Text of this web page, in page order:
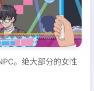
。绝大部分的女性